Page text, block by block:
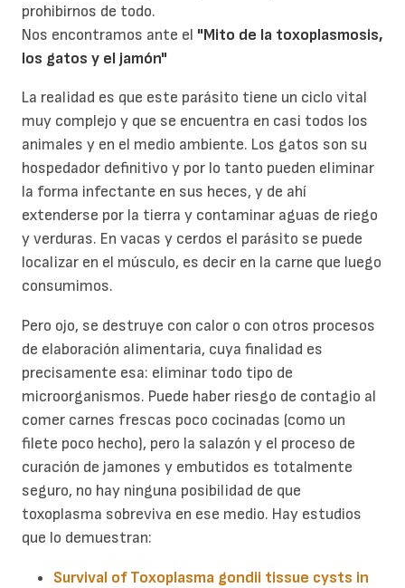
prohibirnos de todo.
Nos encontramos ante el "Mito de la toxoplasmosis,
los gatos y el jamón"
La realidad es que este parásito tiene un ciclo vital
muy complejo y que se encuentra en casi todos los
animales y en el medio ambiente. Los gatos son su
hospedador definitivo y por lo tanto pueden eliminar
la forma infectante en sus heces, y de ahí
extenderse por la tierra y contaminar aguas de riego
y verduras. En vacas y cerdos el parásito se puede
localizar en el músculo, es decir en la carne que luego
consumimos.
Pero ojo, se destruye con calor o con otros procesos
de elaboración alimentaria, cuya finalidad es
precisamente esa: eliminar todo tipo de
microorganismos. Puede haber riesgo de contagio al
comer carnes frescas poco cocinadas (como un
filete poco hecho), pero la salazón y el proceso de
curación de jamones y embutidos es totalmente
seguro, no hay ninguna posibilidad de que
toxoplasma sobreviva en ese medio. Hay estudios
que lo demuestran:
Survival of Toxoplasma gondii tissue cysts in